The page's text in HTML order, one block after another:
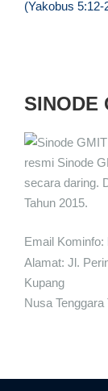
(Yakobus
SINODE
resmi Sinode
secara daring.
Tahun 2015.
Email Kominfo:
Alamat: Jl.
Kupang
Nusa